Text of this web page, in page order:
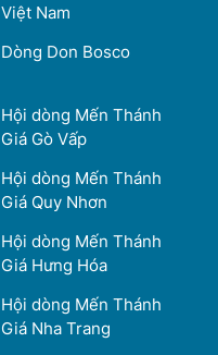
Việt Nam
Dòng Don Bosco
Hội dòng Mến Thánh
Giá Gò Vấp
Hội dòng Mến Thánh
Giá Quy Nhơn
Hội dòng Mến Thánh
Giá Hưng Hóa
Hội dòng Mến Thánh
Giá Nha Trang